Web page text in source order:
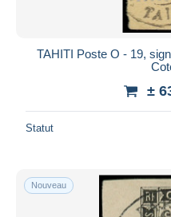
TAHITI Poste O - 19,
±
Statut
Nouveau